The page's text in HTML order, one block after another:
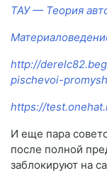
ТАУ — Теория
http://
pischevoi-
https://
И еще пара
после полной
заблокируют на